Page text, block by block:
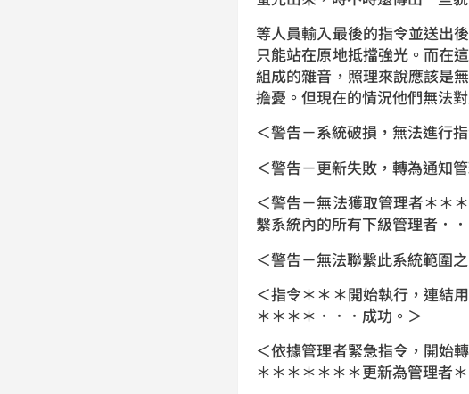
等人員輸入最後的指令並送出
只能站在原地抵擋強光。而在
組成的雜音，照理來說應該是
擔憂。但現在的情況他們無法
＜警告－系統破損，無法進行
＜警告－更新失敗，轉為通知
＜警告－無法獲取管理者＊＊
繫系統內的所有下級管理者．
＜警告－無法聯繫此系統範圍
＜指令＊＊＊開始執行，連結
＊＊＊＊．．．成功。＞
＜依據管理者緊急指令，開始
＊＊＊＊＊＊＊更新為管理者